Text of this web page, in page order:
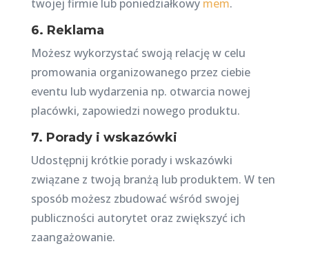
twojej firmie lub poniedziałkowy mem.
6. Reklama
Możesz wykorzystać swoją relację w celu
promowania organizowanego przez ciebie
eventu lub wydarzenia np. otwarcia nowej
placówki, zapowiedzi nowego produktu.
7. Porady i wskazówki
Udostępnij krótkie porady i wskazówki
związane z twoją branżą lub produktem. W ten
sposób możesz zbudować wśród swojej
publiczności autorytet oraz zwiększyć ich
zaangażowanie.